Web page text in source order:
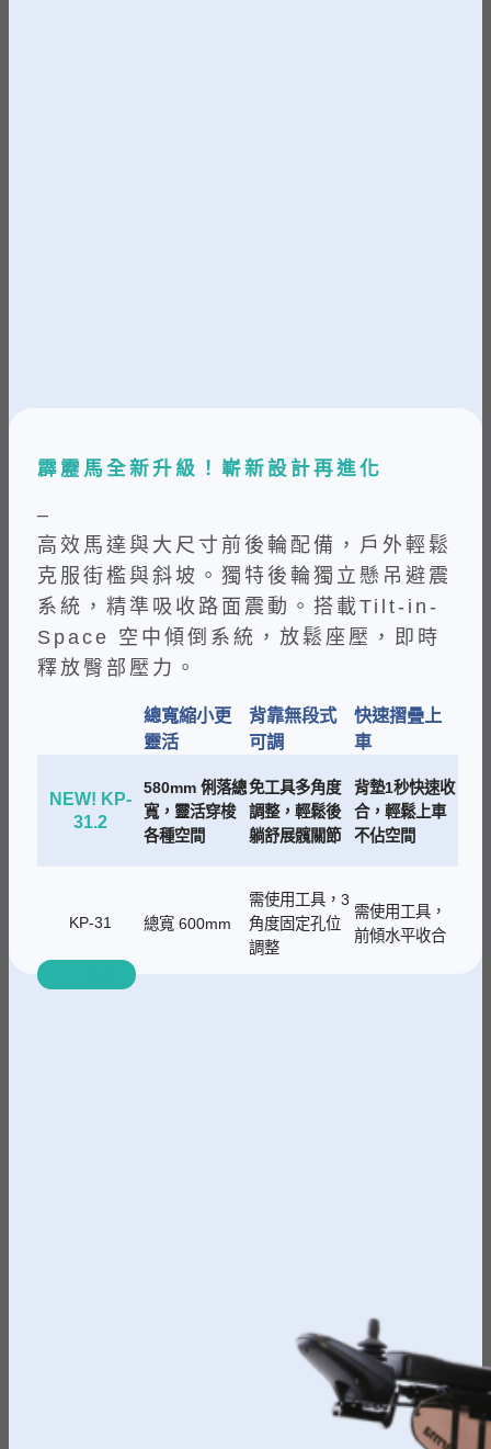
霹靂馬全新升級 ！ 嶄新設計再進化
–
⾼效⾺達與⼤尺⼨前後輪配備，⼾外輕鬆
克服街檻與斜坡。獨特後輪獨立懸吊避震
系統，精準吸收路⾯震動。搭載Tilt-in-
Space 空中傾倒系統，放鬆座壓，即時
釋放臀部壓⼒。
總寬縮小更
靈活
背靠無段式
可調
快速摺疊上
車
NEW! KP-
31.2
580mm 俐落總
寬，靈活穿梭
各種空間
免工具多角度
調整，輕鬆後
躺舒展髖關節
背墊1秒快速收
合，輕鬆上車
不佔空間
KP-31 總寬 600mm
需使用工具，3
角度固定孔位
調整
需使用工具，
前傾水平收合